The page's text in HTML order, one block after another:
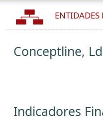
Conceptline,
Indicadores